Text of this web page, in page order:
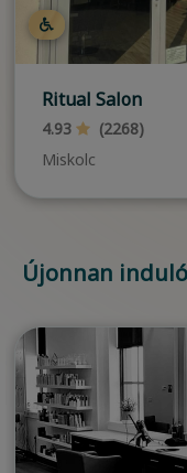
Ritual Salon
4.93
(2268)
Miskolc
Újonnan